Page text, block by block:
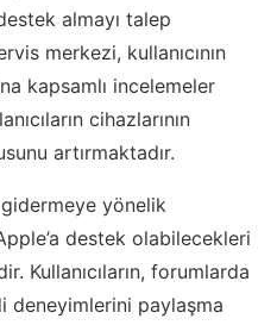
almayı talep
merkezi, kullanıcının
kapsamlı incelemeler
cihazlarının
artırmaktadır.
gidermeye yönelik
destek olabilecekleri
Kullanıcıların, forumlarda
deneyimlerini paylaşma